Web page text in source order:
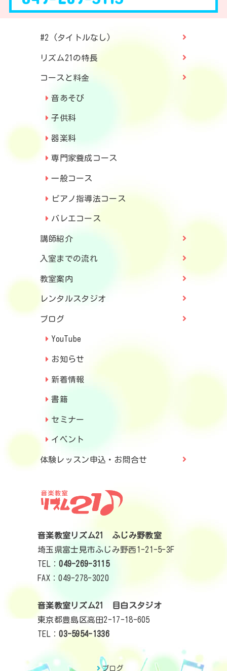
#2 (タイトルなし)
リズム21の特長
コースと料金
音あそび
子供科
器楽科
専門家養成コース
一般コース
ピアノ指導法コース
バレエコース
講師紹介
入室までの流れ
教室案内
レンタルスタジオ
ブログ
YouTube
お知らせ
新着情報
書籍
セミナー
イベント
体験レッスン申込・お問合せ
音楽教室リズム21 ふじみ野教室
埼玉県富士見市ふじみ野西1-21-5-3F
TEL：049-269-3115
FAX：049-278-3020
音楽教室リズム21 目白スタジオ
東京都豊島区高田2-17-18-605
TEL：03-5954-1336
ブログ